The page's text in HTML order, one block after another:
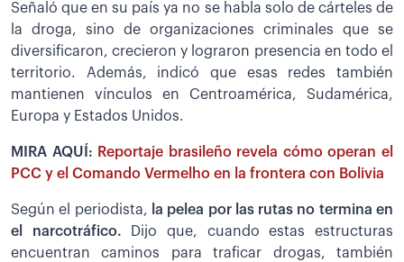
Señaló que en su país ya no se habla solo de cárteles de
la droga, sino de organizaciones criminales que se
diversificaron, crecieron y lograron presencia en todo el
territorio. Además, indicó que esas redes también
mantienen vínculos en Centroamérica, Sudamérica,
Europa y Estados Unidos.
MIRA AQUÍ: Reportaje brasileño revela cómo operan el
PCC y el Comando Vermelho en la frontera con Bolivia
Según el periodista, la pelea por las rutas no termina en
el narcotráfico. Dijo que, cuando estas estructuras
encuentran caminos para traficar drogas, también